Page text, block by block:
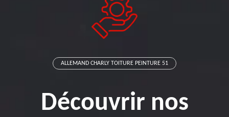
ALLEMAND CHARLY TOITURE PEINTURE 51
Découvrir nos